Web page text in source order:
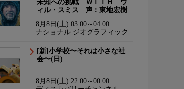
未知への挑戦 ＷＩＴＨ ウ
ィル・スミス 声：東地宏樹
8月8日(土) 03:00～04:00
ナショナル ジオグラフィック
[新]小学校〜それは小さな社
会〜(日)
8月8日(土) 22:00～00:00